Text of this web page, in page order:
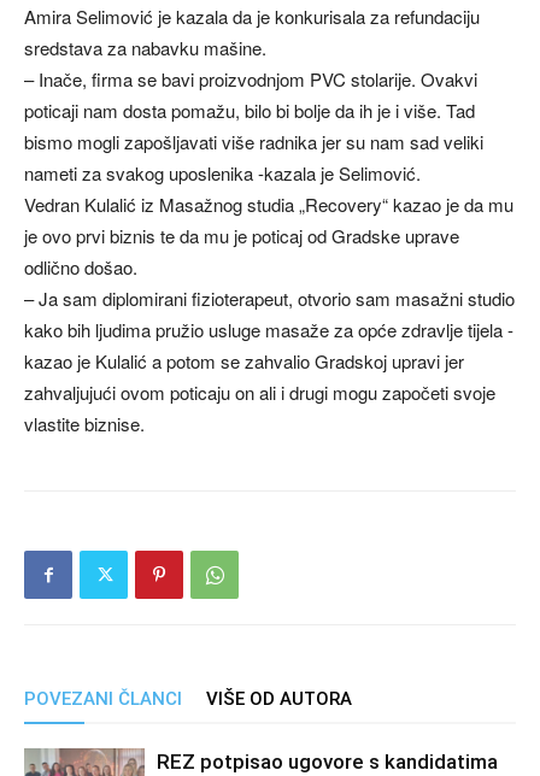
Amira Selimović je kazala da je konkurisala za refundaciju
sredstava za nabavku mašine.
– Inače, firma se bavi proizvodnjom PVC stolarije. Ovakvi
poticaji nam dosta pomažu, bilo bi bolje da ih je i više. Tad
bismo mogli zapošljavati više radnika jer su nam sad veliki
nameti za svakog uposlenika -kazala je Selimović.
Vedran Kulalić iz Masažnog studia „Recovery“ kazao je da mu
je ovo prvi biznis te da mu je poticaj od Gradske uprave
odlično došao.
– Ja sam diplomirani fizioterapeut, otvorio sam masažni studio
kako bih ljudima pružio usluge masaže za opće zdravlje tijela -
kazao je Kulalić a potom se zahvalio Gradskoj upravi jer
zahvaljujući ovom poticaju on ali i drugi mogu započeti svoje
vlastite biznise.
POVEZANI ČLANCI VIŠE OD AUTORA
REZ potpisao ugovore s kandidatima